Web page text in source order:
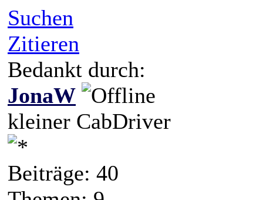
Suchen
Zitieren
Bedankt durch:
JonaW
kleiner CabDriver
Beiträge: 40